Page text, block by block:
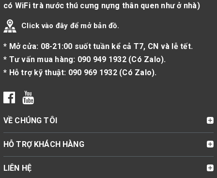
có WiFi trà nước thú cưng nựng thân quen như ở nhà)
Click vào đây để mở bản đồ.
* Mở cửa: 08-21:00 suốt tuần kể cả T7, CN và lễ tết.
* Tư vấn mua hàng: 090 949 1932(Có Zalo).
* Hỗ trợ kỹ thuật: 090 969 1932(Có Zalo).
VỀ CHÚNG TÔI
HỖ TRỢ KHÁCH HÀNG
LIÊN HỆ